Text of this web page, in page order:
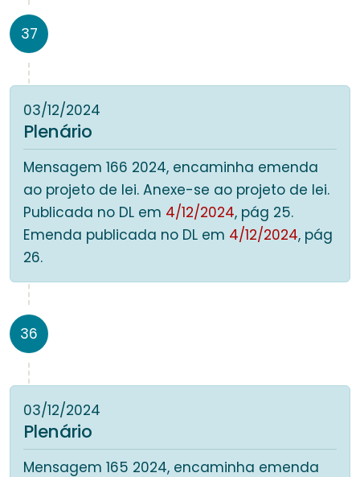
37
03/12/2024
Plenário
Mensagem 166 2024, encaminha emenda
ao projeto de lei. Anexe-se ao projeto de lei.
Publicada no DL em 4/12/2024, pág 25.
Emenda publicada no DL em 4/12/2024, pág
26.
36
03/12/2024
Plenário
Mensagem 165 2024, encaminha emenda